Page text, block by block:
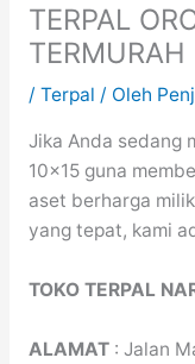
TERPAL
TERMURAH
/ Terpal / Oleh
Jika Anda sedang
10×15 guna
aset berharga
yang tepat, kami
TOKO TERPAL
ALAMAT: Jalan